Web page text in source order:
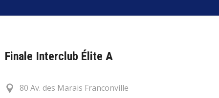
Finale Interclub Élite A
80 Av. des Marais Franconville